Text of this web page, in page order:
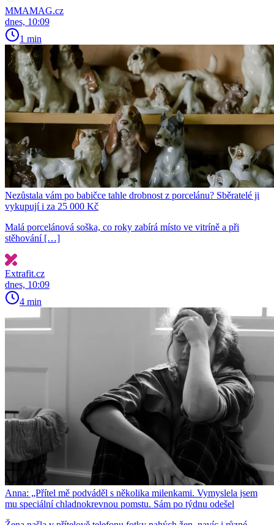
MMAMAG.cz
dnes, 10:09
1 min
Nezůstala vám po babičce tahle drobnost z porcelánu? Sběratelé ji
vykupují i za 25 000 Kč
Malá porcelánová soška, co roky zabírá místo ve vitríně a při
stěhování […]
Extrafit.cz
dnes, 10:09
4 min
Anna: „Přítel mě podváděl s několika milenkami. Vymyslela jsem
mu speciální chladnokrevnou pomstu. Sám po týdnu odešel